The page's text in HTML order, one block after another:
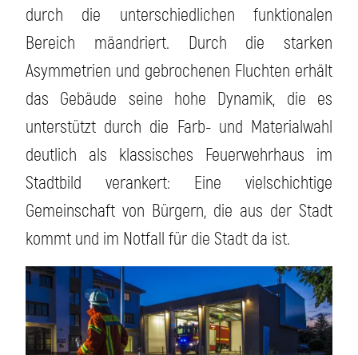
durch die unterschiedlichen funktionalen
Bereich mäandriert. Durch die starken
Asymmetrien und gebrochenen Fluchten erhält
das Gebäude seine hohe Dynamik, die es
unterstützt durch die Farb- und Materialwahl
deutlich als klassisches Feuerwehrhaus im
Stadtbild verankert: Eine vielschichtige
Gemeinschaft von Bürgern, die aus der Stadt
kommt und im Notfall für die Stadt da ist.